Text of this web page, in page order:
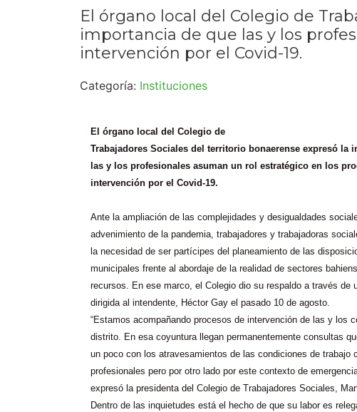
El órgano local del Colegio de
importancia de que las y los
intervención por el Covid-19.
Categoría: Instituciones
El órgano local del Colegio de
Trabajadores Sociales del territorio bonaerense expresó la
las y los profesionales asuman un rol estratégico en los
intervención por el Covid-19.
Ante la ampliación de las complejidades y desigualdades
advenimiento de la pandemia, trabajadores y trabajadoras
la necesidad de ser partícipes del planeamiento de las
municipales frente al abordaje de la realidad de sectores
recursos. En ese marco, el Colegio dio su respaldo a través de
dirigida al intendente, Héctor Gay el pasado 10 de agosto.
“Estamos acompañando procesos de intervención de las y los
distrito. En esa coyuntura llegan permanentemente consultas
un poco con los atravesamientos de las condiciones de trabajo
profesionales pero por otro lado por este contexto de
expresó la presidenta del Colegio de Trabajadores Sociales,
Dentro de las inquietudes está el hecho de que su labor es